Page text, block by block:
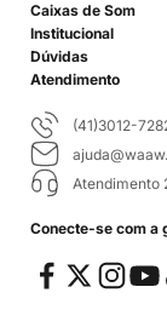
Caixas de Som
Institucional
Dúvidas
Atendimento
(41)3012-
Atendimento
Conecte-se com a